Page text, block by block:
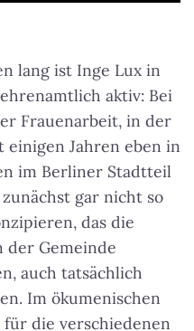
lang ist Inge Lux in
aktiv: Bei
Frauenarbeit, in der
Jahren eben in
im Berliner Stadtteil
gar nicht so
das die
der Gemeinde
auch tatsächlich
Im ökumenischen
die verschiedenen